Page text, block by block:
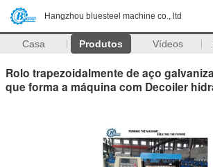
Hangzhou bluesteel machine co., ltd
Casa Produtos Vídeos
Rolo trapezoidalmente de aço
que forma a máquina com Decoiler